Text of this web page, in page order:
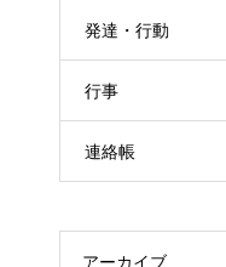
発達・行動
行事
連絡帳
アーカイブ